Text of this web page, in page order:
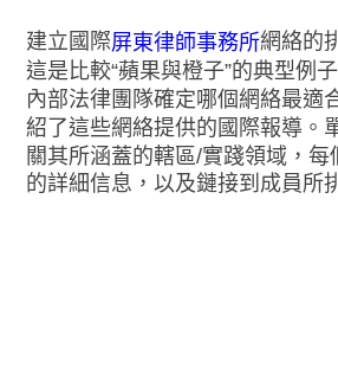
建立國際屏東律師事務所網絡的
這是比較“蘋果與橙子”的典型例
內部法律團隊確定哪個網絡最適
紹了這些網絡提供的國際報導。
關其所涵蓋的轄區/實踐領域，
的詳細信息，以及鏈接到成員所